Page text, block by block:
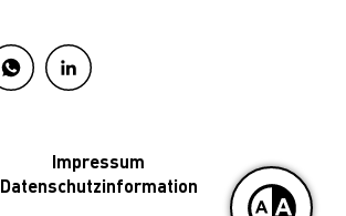
Impressum
Datenschutzinformation